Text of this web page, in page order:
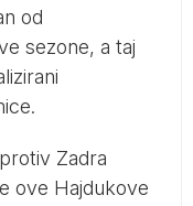
od
sezone, a taj
Zadra
ove Hajdukove